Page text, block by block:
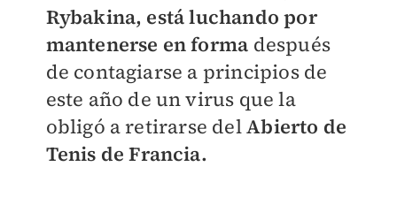
Rybakina, está luchando por
mantenerse en forma después
de contagiarse a principios de
este año de un virus que la
obligó a retirarse delAbierto de
Tenis de Francia.